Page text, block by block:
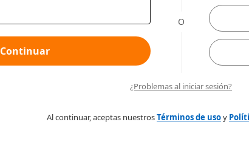
Continuar
O
¿Problemas al iniciar sesión?
Al continuar, aceptas nuestrosTérminos de usoy